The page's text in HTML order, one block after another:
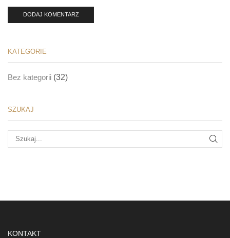
KATEGORIE
Bez kategorii (32)
SZUKAJ
KONTAKT